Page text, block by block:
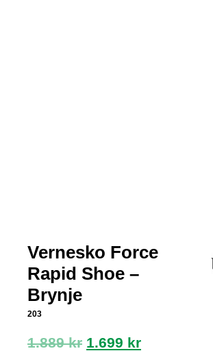
Vernesko Force
Rapid Shoe –
Brynje
203
1.889kr Opprinnelig
1.699 krNåværende